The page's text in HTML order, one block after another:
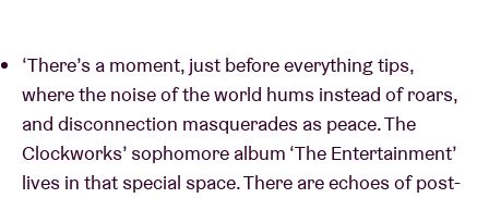
‘There’s a moment, just before everything tips,
where the noise of the world hums instead of roars,
and disconnection masquerades as peace. The
Clockworks’ sophomore album ‘The Entertainment’
lives in that special space. There are echoes of post-